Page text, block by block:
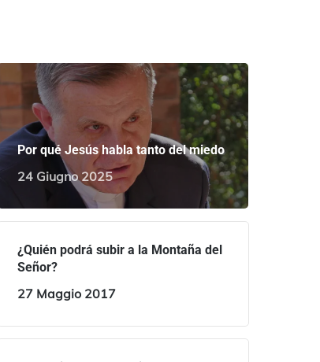
Por qué Jesús habla tanto del miedo
24 Giugno 2025
¿Quién podrá subir a la Montaña del
Señor?
27 Maggio 2017